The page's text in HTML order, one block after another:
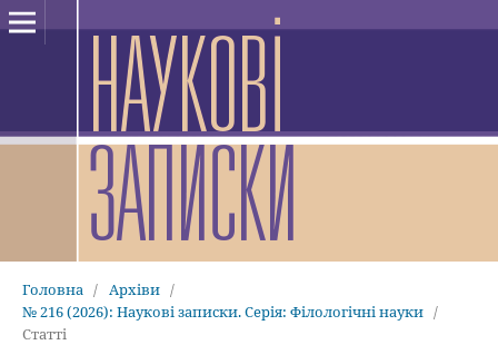
Головна / Архіви /
№ 216 (2026): Наукові записки. Серія: Філологічні науки /
Статті